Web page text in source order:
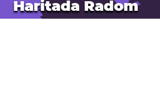
Haritada Radom